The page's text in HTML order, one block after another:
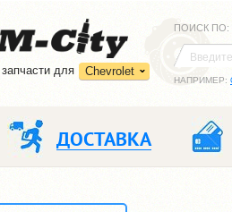
запчасти для Chevrolet
ПОИСК ПО:
НАПРИМЕР:
ДОСТАВКА